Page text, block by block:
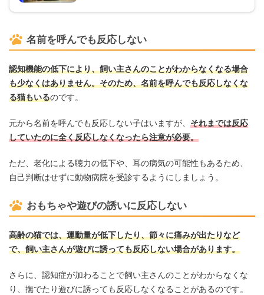
名前を呼んでも反応しない
認知機能の低下により、飼い主さんのことがわからなくなる場合
も少なくはありません。そのため、名前を呼んでも反応しなくな
る猫もいるのです。
元から名前を呼んでも反応しない子はいますが、 それまでは反応
していたのに全く反応しなくなったら注意が必要。
ただ、老化による聴力の低下や、耳の病気の可能性もあるため、
自己判断はせずに動物病院を受診するようにしましょう。
おもちゃや遊びの誘いに反応しない
高齢の猫では、運動量が低下したり、節々に痛みが出たりなど
で、飼い主さんが遊びに誘っても反応しない場合があります。
さらに、認知症が加わることで飼い主さんのことがわからなくな
り、撫でたり遊びに誘っても反応しなくなることがあるのです。